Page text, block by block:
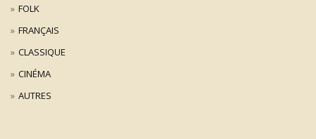
FOLK
FRANÇAIS
CLASSIQUE
CINÉMA
AUTRES